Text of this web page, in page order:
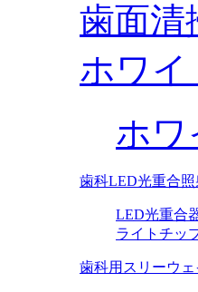
歯面清
ホワ
ホワ
歯科LED光重合
LED光重合
ライトチッ
歯科用スリーウ